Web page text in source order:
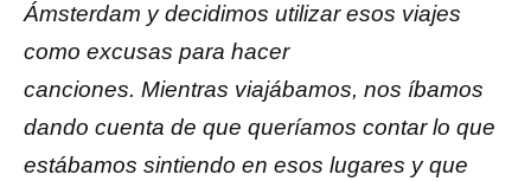
Ámsterdam y decidimos utilizar esos viajes
como excusas para hacer
canciones. Mientras viajábamos, nos íbamos
dando cuenta de que queríamos contar lo que
estábamos sintiendo en esos lugares y que